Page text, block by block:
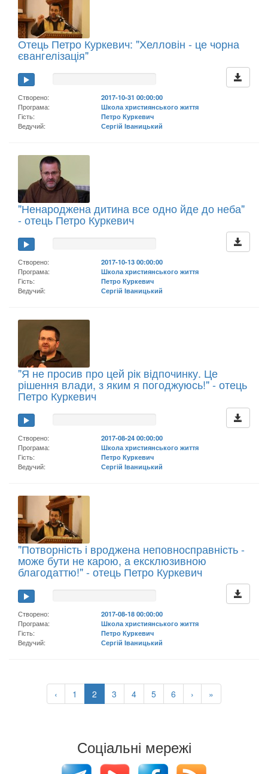
Отець Петро Куркевич: "Хелловін - це чорна
євангелізація"
Створено:
2017-10-31 00:00:00
Програма:
Школа християнського життя
Гість:
Петро Куркевич
Ведучий:
Сергій Іваницький
"Ненароджена дитина все одно йде до неба"
- отець Петро Куркевич
Створено:
2017-10-13 00:00:00
Програма:
Школа християнського життя
Гість:
Петро Куркевич
Ведучий:
Сергій Іваницький
"Я не просив про цей рік відпочинку. Це
рішення влади, з яким я погоджуюсь!" - отець
Петро Куркевич
Створено:
2017-08-24 00:00:00
Програма:
Школа християнського життя
Гість:
Петро Куркевич
Ведучий:
Сергій Іваницький
"Потворність і вроджена неповносправність -
може бути не карою, а ексклюзивною
благодаттю!" - отець Петро Куркевич
Створено:
2017-08-18 00:00:00
Програма:
Школа християнського життя
Гість:
Петро Куркевич
Ведучий:
Сергій Іваницький
‹ 1 2 3 4 5 6 › »
Соціальні мережі